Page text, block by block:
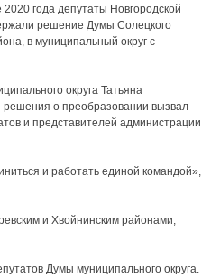
года депутаты Новгородской
решение Думы Солецкого
в муниципальный округ с
округа Татьяна
решения о преобразовании вызвал
и представителей администрации
и работать единой командой»,
и Хвойнинским районами,
Думы муниципального округа.